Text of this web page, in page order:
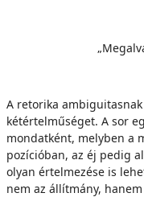
A retorika
kétértelműséget. A sor
mondatként, melyben a
pozícióban, az éj pedig
olyan értelmezése is
nem az állítmány,